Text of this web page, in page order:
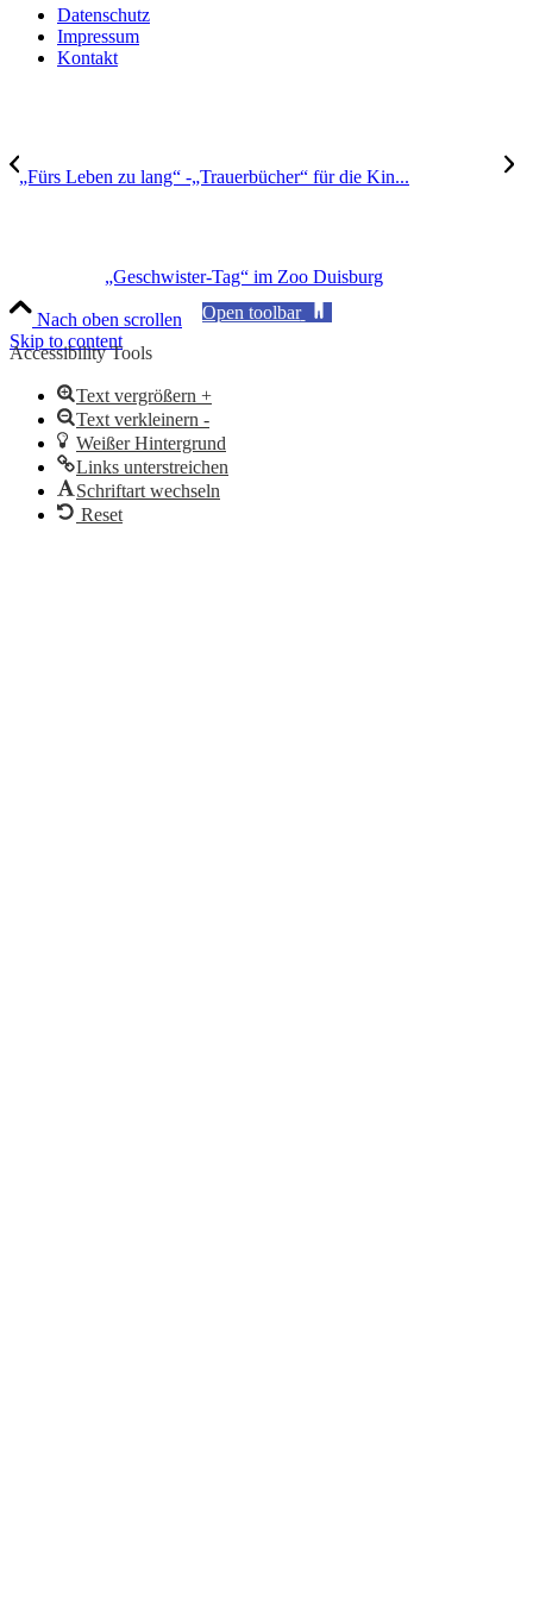
Datenschutz
Impressum
Kontakt
„Fürs Leben zu lang“ -„Trauerbücher“ für die Kin...
„Geschwister-Tag“ im Zoo Duisburg
Nach oben scrollen
Skip to content
Open toolbar
Accessibility Tools
Text vergrößern +
Text verkleinern -
Weißer Hintergrund
Links unterstreichen
Schriftart wechseln
Reset